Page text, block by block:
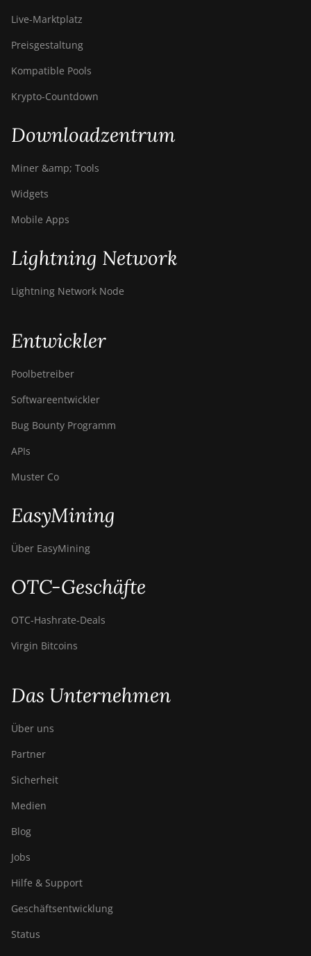
Live-Marktplatz
Preisgestaltung
Kompatible Pools
Krypto-Countdown
Downloadzentrum
Miner &amp; Tools
Widgets
Mobile Apps
Lightning Network
Lightning Network Node
Entwickler
Poolbetreiber
Softwareentwickler
Bug Bounty Programm
APIs
Muster Co
EasyMining
Über EasyMining
OTC-Geschäfte
OTC‑Hashrate‑Deals
Virgin Bitcoins
Das Unternehmen
Über uns
Partner
Sicherheit
Medien
Blog
Jobs
Hilfe & Support
Geschäftsentwicklung
Status